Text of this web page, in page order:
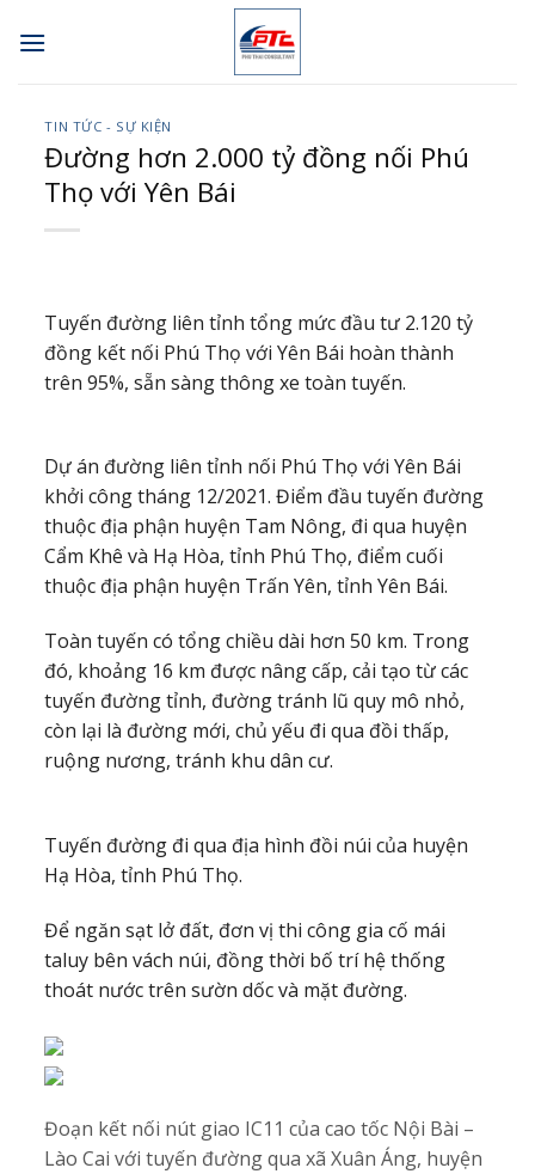
TIN TỨC - SỰ KIỆN
Đường hơn 2.000 tỷ đồng nối Phú
Thọ với Yên Bái
Tuyến đường liên tỉnh tổng mức đầu tư 2.120 tỷ
đồng kết nối Phú Thọ với Yên Bái hoàn thành
trên 95%, sẵn sàng thông xe toàn tuyến.
Dự án đường liên tỉnh nối Phú Thọ với Yên Bái
khởi công tháng 12/2021. Điểm đầu tuyến đường
thuộc địa phận huyện Tam Nông, đi qua huyện
Cẩm Khê và Hạ Hòa, tỉnh Phú Thọ, điểm cuối
thuộc địa phận huyện Trấn Yên, tỉnh Yên Bái.
Toàn tuyến có tổng chiều dài hơn 50 km. Trong
đó, khoảng 16 km được nâng cấp, cải tạo từ các
tuyến đường tỉnh, đường tránh lũ quy mô nhỏ,
còn lại là đường mới, chủ yếu đi qua đồi thấp,
ruộng nương, tránh khu dân cư.
Tuyến đường đi qua địa hình đồi núi của huyện
Hạ Hòa, tỉnh Phú Thọ.
Để ngăn sạt lở đất, đơn vị thi công gia cố mái
taluy bên vách núi, đồng thời bố trí hệ thống
thoát nước trên sườn dốc và mặt đường.
Đoạn kết nối nút giao IC11 của cao tốc Nội Bài –
Lào Cai với tuyến đường qua xã Xuân Áng, huyện